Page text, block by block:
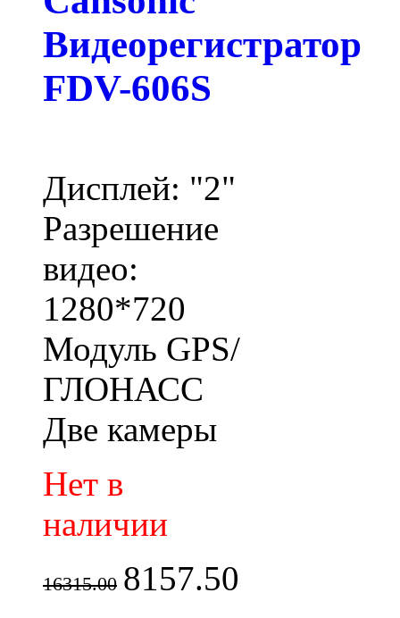
Видеорегистратор
FDV-606S
Дисплей: "2"
Разрешение
видео:
1280*720
Модуль GPS/
ГЛОНАСС
Две камеры
Нет в
наличии
16315.00 8157.50